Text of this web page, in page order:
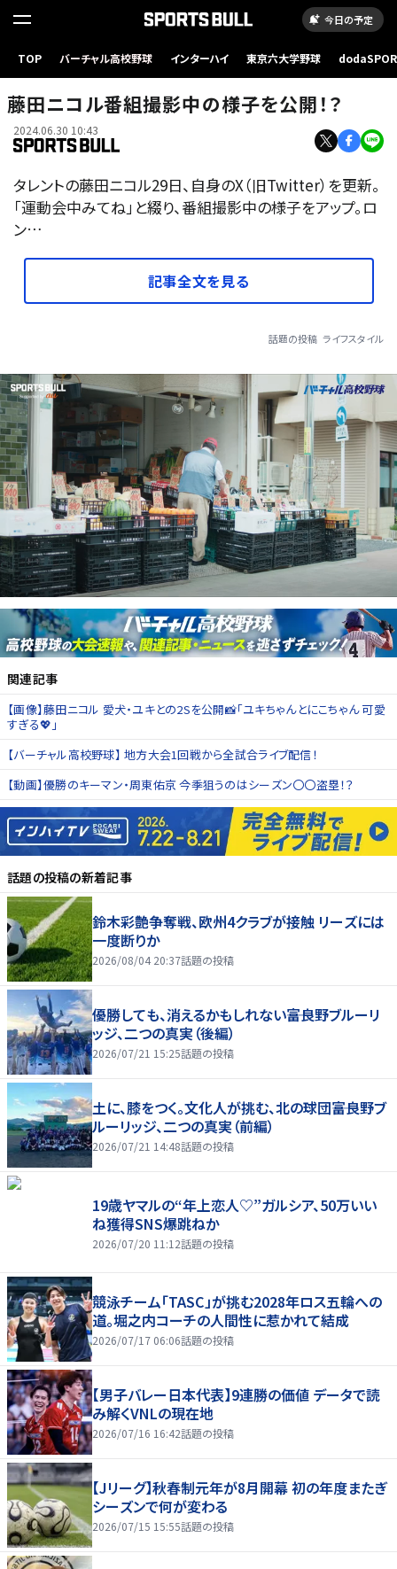
今日の予定
TOP バーチャル高校野球 インターハイ 東京六大学野球
藤田ニコル番組撮影中の様子を公開！？
2024.06.30 10:43
タレントの藤田ニコル29日、自身のX（旧Twitter）を更新。
「運動会中みてね」と綴り、番組撮影中の様子をアップ。ロ
ン…
記事全文を見る
話題の投稿 ライフスタイル
関連記事
【画像】藤田ニコル 愛犬・ユキとの2Sを公開📸「ユキちゃんとにこちゃん 可愛
すぎる💖」
【バーチャル高校野球】 地方大会1回戦から全試合ライブ配信！
【動画】優勝のキーマン・周東佑京 今季狙うのはシーズン〇〇盗塁！？
話題の投稿の新着記事
鈴木彩艶争奪戦、欧州4クラブが接触 リーズには
一度断りか
2026/08/04 20:37話題の投稿
優勝しても、消えるかもしれない――富良野ブルーリ
ッジ、二つの真実（後編）
2026/07/21 15:25話題の投稿
土に、膝をつく。文化人が挑む、北の球団――富良野ブ
ルーリッジ、二つの真実（前編）
2026/07/21 14:48話題の投稿
19歳ヤマルの“年上恋人♡”ガルシア、50万いい
ね獲得SNS爆跳ねか
2026/07/20 11:12話題の投稿
競泳チーム「TASC」が挑む2028年ロス五輪への
道。堀之内コーチの人間性に惹かれて結成
2026/07/17 06:06話題の投稿
【男子バレー日本代表】9連勝の価値 データで読
み解くVNLの現在地
2026/07/16 16:42話題の投稿
【Jリーグ】秋春制元年が8月開幕 初の年度またぎ
シーズンで何が変わる
2026/07/15 15:55話題の投稿